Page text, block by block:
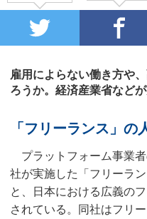
雇用によらない働き方や
ろうか。経済産業省など
「フリーランス」の
プラットフォーム事業
社が実施した「フリーラ
と、日本における広義の
されている。同社はフリ